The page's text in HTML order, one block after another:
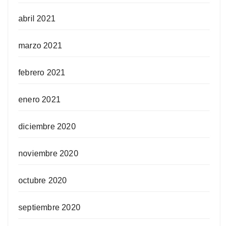
abril 2021
marzo 2021
febrero 2021
enero 2021
diciembre 2020
noviembre 2020
octubre 2020
septiembre 2020